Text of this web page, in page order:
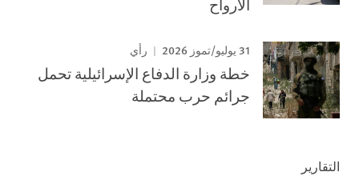
31 يوليو/تموز 2026 رأي
خطة وزارة الدفاع الإسرائيلية تحمل
جرائم حرب محتملة
التقارير